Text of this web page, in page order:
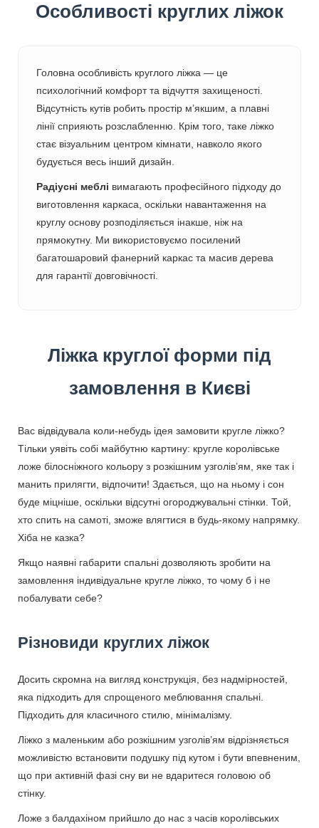
Особливості круглих ліжок
Головна особливість круглого ліжка — це
психологічний комфорт та відчуття захищеності.
Відсутність кутів робить простір м’якшим, а плавні
лінії сприяють розслабленню. Крім того, таке ліжко
стає візуальним центром кімнати, навколо якого
будується весь інший дизайн.
Радіусні меблі вимагають професійного підходу до
виготовлення каркаса, оскільки навантаження на
круглу основу розподіляється інакше, ніж на
прямокутну. Ми використовуємо посилений
багатошаровий фанерний каркас та масив дерева
для гарантії довговічності.
Ліжка круглої форми під
замовлення в Києві
Вас відвідувала коли-небудь ідея замовити кругле ліжко?
Тільки уявіть собі майбутню картину: кругле королівське
ложе білосніжного кольору з розкішним узголів’ям, яке так і
манить прилягти, відпочити! Здається, що на ньому і сон
буде міцніше, оскільки відсутні огороджувальні стінки. Той,
хто спить на самоті, зможе влягтися в будь-якому напрямку.
Хіба не казка?
Якщо наявні габарити спальні дозволяють зробити на
замовлення індивідуальне кругле ліжко, то чому б і не
побалувати себе?
Різновиди круглих ліжок
Досить скромна на вигляд конструкція, без надмірностей,
яка підходить для спрощеного меблювання спальні.
Підходить для класичного стилю, мінімалізму.
Ліжко з маленьким або розкішним узголів’ям відрізняється
можливістю встановити подушку під кутом і бути впевненим,
що при активній фазі сну ви не вдаритеся головою об
стінку.
Ложе з балдахіном прийшло до нас з часів королівських